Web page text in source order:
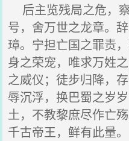
后主览残局之危，
号，舍万世之龙章。
璋。宁担亡国之罪责
身之荣宠，唯求万姓
之威仪；徒步归降，
辱沉浮，换巴蜀之岁
土，不教黎庶尽作亡
千古帝王，鲜有此量。